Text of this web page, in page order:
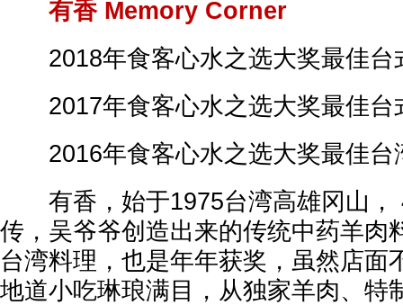
有香 Memory Corner
2018年食客心水之选大奖最佳台
2017年食客心水之选大奖最佳台
2016年食客心水之选大奖最佳台
有香，始于1975台湾高雄冈山，
传，吴爷爷创造出来的传统中药羊肉
台湾料理，也是年年获奖，虽然店面
地道小吃琳琅满目，从独家羊肉、特